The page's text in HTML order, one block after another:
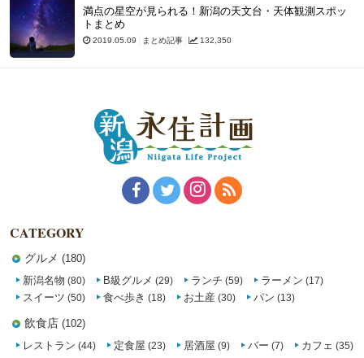
満点の星空が見られる！新潟の天文台・天体観測スポッ
トまとめ
2019.05.09 まとめ記事 132,350
CATEGORY
グルメ (180)
新潟名物 (80) B級グルメ (29) ランチ (59) ラーメン (17)
スイーツ (50) 食べ歩き (18) お土産 (30) パン (13)
飲食店 (102)
レストラン (44) 定食屋 (23) 居酒屋 (9) バー (7) カフェ (35)